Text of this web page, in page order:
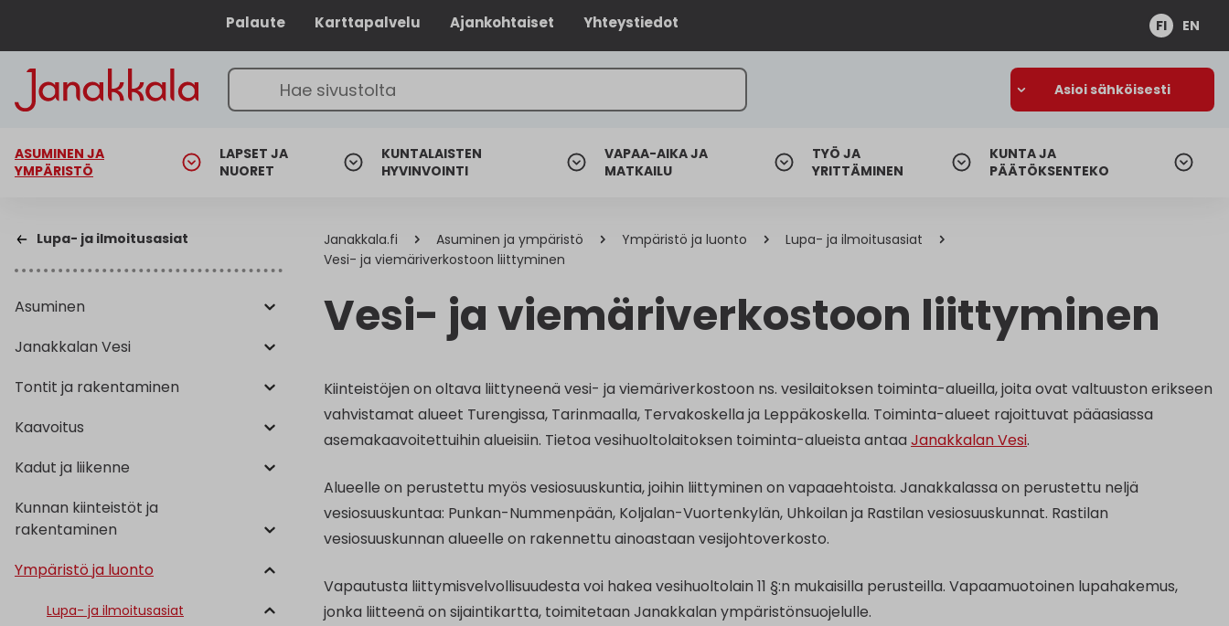
Palaute Karttapalvelu Ajankohtaiset Yhteystiedot FI EN
Asioi sähköisesti
ASUMINEN JA
YMPÄRISTÖ
LAPSET JA
NUORET
KUNTALAISTEN
HYVINVOINTI
VAPAA-AIKA JA
MATKAILU
TYÖ JA
YRITTÄMINEN
KUNTA JA
PÄÄTÖKSENTEKO
Lupa- ja ilmoitusasiat
Asuminen
Janakkalan Vesi
Tontit ja rakentaminen
Kaavoitus
Kadut ja liikenne
Kunnan kiinteistöt ja
rakentaminen
Ympäristö ja luonto
Lupa- ja ilmoitusasiat
Janakkala.fi Asuminen ja ympäristö Ympäristö ja luonto
Lupa- ja ilmoitusasiat
Vesi- ja viemäriverkostoon liittyminen
Vesi- ja viemäriverkostoon liittyminen
Kiinteistöjen on oltava liittyneenä vesi- ja viemäriverkostoon ns. vesilaitoksen toiminta-alueilla, joita ovat valtuuston erikseen
vahvistamat alueet Turengissa, Tarinmaalla, Tervakoskella ja Leppäkoskella. Toiminta-alueet rajoittuvat pääasiassa
asemakaavoitettuihin alueisiin. Tietoa vesihuoltolaitoksen toiminta-alueista antaaJanakkalan Vesi.
Alueelle on perustettu myös vesiosuuskuntia, joihin liittyminen on vapaaehtoista. Janakkalassa on perustettu neljä
vesiosuuskuntaa: Punkan-Nummenpään, Koljalan-Vuortenkylän, Uhkoilan ja Rastilan vesiosuuskunnat. Rastilan
vesiosuuskunnan alueelle on rakennettu ainoastaan vesijohtoverkosto.
Vapautusta liittymisvelvollisuudesta voi hakea vesihuoltolain 11 §:n mukaisilla perusteilla. Vapaamuotoinen lupahakemus,
jonka liitteenä on sijaintikartta, toimitetaan Janakkalan ympäristönsuojelulle.